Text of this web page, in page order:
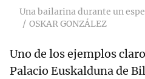
Una bailarina durante un
OSKAR GONZÁLEZ
Uno de los ejemplos
Palacio Euskalduna de